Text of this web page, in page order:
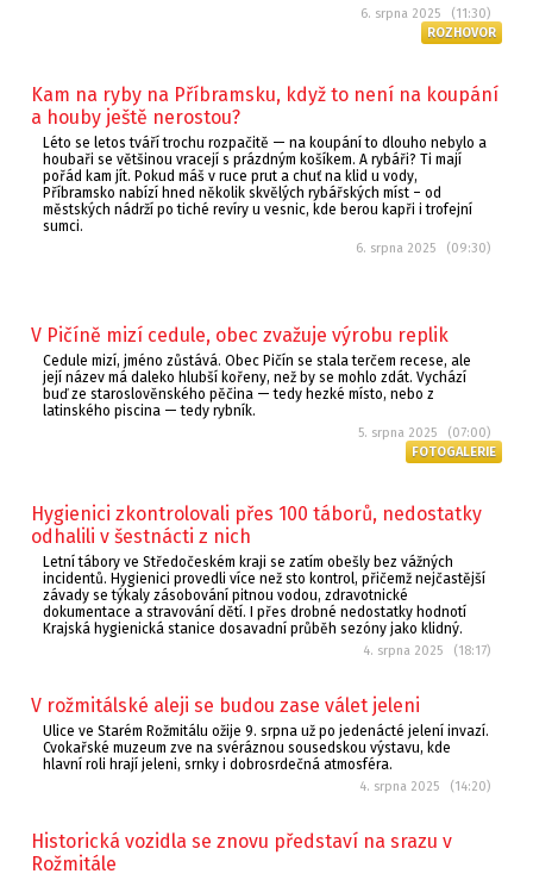
6. srpna 2025 (11:30)
ROZHOVOR
Kam na ryby na Příbramsku, když to není na koupání
a houby ještě nerostou?
Léto se letos tváří trochu rozpačitě — na koupání to dlouho nebylo a
houbaři se většinou vracejí s prázdným košíkem. A rybáři? Ti mají
pořád kam jít. Pokud máš v ruce prut a chuť na klid u vody,
Příbramsko nabízí hned několik skvělých rybářských míst – od
městských nádrží po tiché revíry u vesnic, kde berou kapři i trofejní
sumci.
6. srpna 2025 (09:30)
V Pičíně mizí cedule, obec zvažuje výrobu replik
Cedule mizí, jméno zůstává. Obec Pičín se stala terčem recese, ale
její název má daleko hlubší kořeny, než by se mohlo zdát. Vychází
buď ze staroslověnského pěčina — tedy hezké místo, nebo z
latinského piscina — tedy rybník.
5. srpna 2025 (07:00)
FOTOGALERIE
Hygienici zkontrolovali přes 100 táborů, nedostatky
odhalili v šestnácti z nich
Letní tábory ve Středočeském kraji se zatím obešly bez vážných
incidentů. Hygienici provedli více než sto kontrol, přičemž nejčastější
závady se týkaly zásobování pitnou vodou, zdravotnické
dokumentace a stravování dětí. I přes drobné nedostatky hodnotí
Krajská hygienická stanice dosavadní průběh sezóny jako klidný.
4. srpna 2025 (18:17)
V rožmitálské aleji se budou zase válet jeleni
Ulice ve Starém Rožmitálu ožije 9. srpna už po jedenácté jelení invazí.
Cvokařské muzeum zve na svéráznou sousedskou výstavu, kde
hlavní roli hrají jeleni, srnky i dobrosrdečná atmosféra.
4. srpna 2025 (14:20)
Historická vozidla se znovu představí na srazu v
Rožmitále